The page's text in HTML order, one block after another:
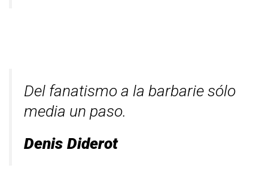
Del fanatismo a la barbarie sólo
media un paso.
Denis Diderot